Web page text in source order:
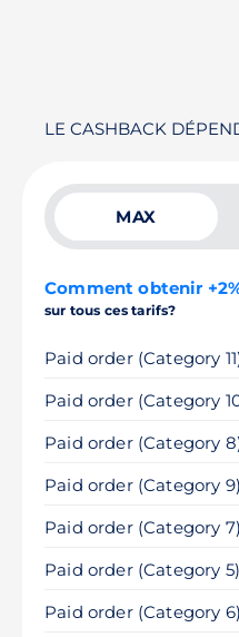
LE CASHBACK
MAX
Comment obtenir
sur tous ces tarifs?
Paid order (Category
Paid order (Category
Paid order (Category
Paid order (Category 9)
Paid order (Category 7)
Paid order (Category 5)
Paid order (Category 6)